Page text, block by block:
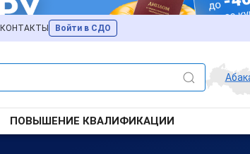
КОНТАКТЫ Войти в СДО
ПОВЫШЕНИЕ КВАЛИФИКАЦИИ